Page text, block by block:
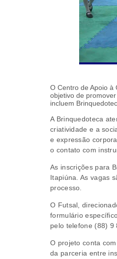
O Centro de Apoio à
objetivo de
incluem
A Brinquedoteca
criatividade e a
e expressão
o contato com
As inscrições para
Itapiúna. As vagas
processo.
O Futsal,
formulário
pelo telefone (88) 9
O projeto conta
da parceria entre